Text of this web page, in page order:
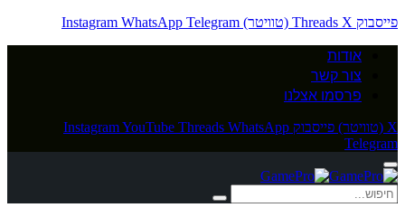
פייסבוק
Threads X (טוויטר) Instagram WhatsApp Telegram
אודות
צור קשר
פרסמו אצלנו
X (טוויטר) פייסבוק InstagramYouTube Threads WhatsApp
Telegram